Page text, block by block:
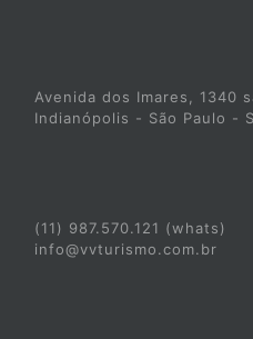
Avenida dos Imares, 1340
Indianópolis - São Paulo -
(11) 987.570.121 (whats)
info@vvturismo.com.br